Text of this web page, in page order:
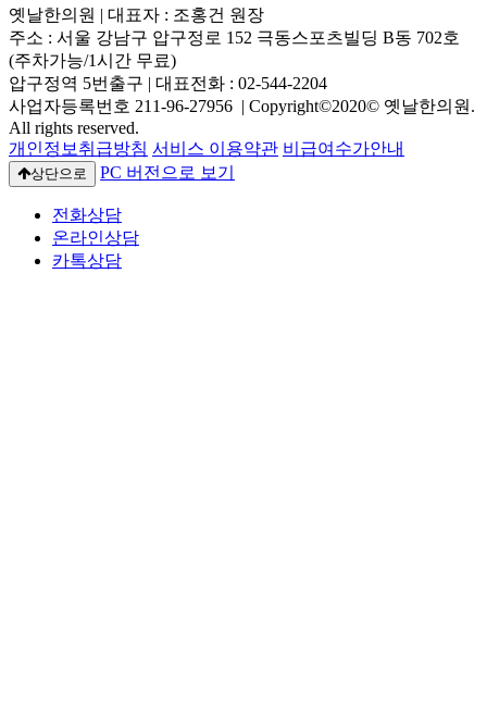
옛날한의원 | 대표자 : 조홍건 원장
주소 : 서울 강남구 압구정로 152 극동스포츠빌딩 B동 702호
(주차가능/1시간 무료)
압구정역 5번출구 | 대표전화 : 02-544-2204
사업자등록번호 211-96-27956 | Copyright©2020© 옛날한의원.
All rights reserved.
개인정보취급방침 서비스 이용약관 비급여수가안내
상단으로 PC 버전으로 보기
전화상담
온라인상담
카톡상담